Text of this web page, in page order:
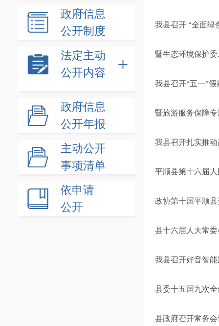
政府信息
公开制度
法定主动
公开内容
政府信息
公开年报
主动公开
事项清单
依申请
公开
我县召开 “全面绿
暨生态环境保护委
我县召开“五一”
暨旅游服务保障
我县召开扎实推
平顺县第十六届
政协第十届平顺
县十六届人大常
我县召开好音智
县委十五届九次全
县政府召开常务会